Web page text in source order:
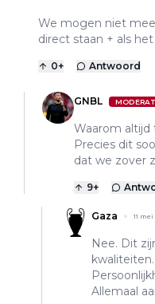
We mogen niet
direct staan + als
0+ Antwoord
GNBL
Waarom altijd
Precies dit
dat we zover
9+
Gaza 11 mei
Nee. Dit
kwaliteiten.
Allemaal